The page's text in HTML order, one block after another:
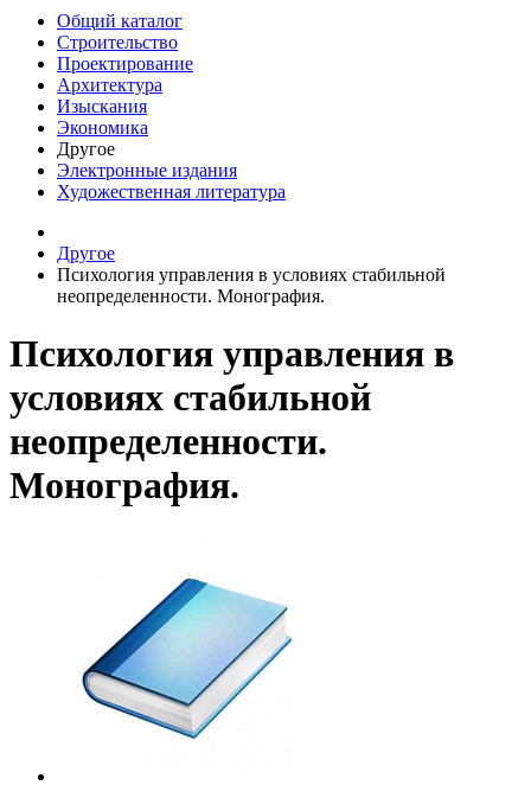
Общий каталог
Строительство
Проектирование
Архитектура
Изыскания
Экономика
Другое
Электронные издания
Художественная литература
Другое
Психология управления в условиях стабильной
неопределенности. Монография.
Психология управления в
условиях стабильной
неопределенности.
Монография.